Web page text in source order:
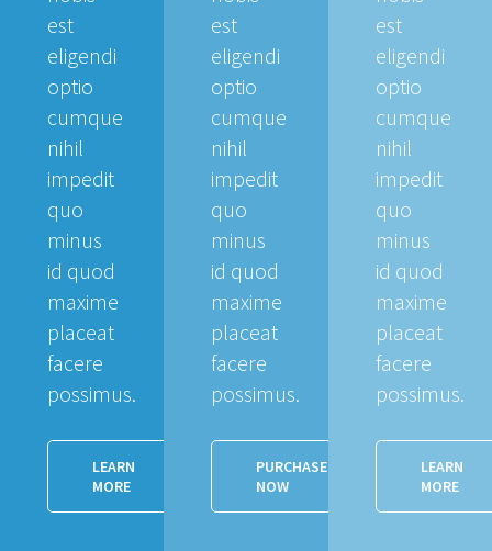
est
eligendi
optio
cumque
nihil
impedit
quo
minus
id quod
maxime
placeat
facere
possimus.
LEARN
MORE
est
eligendi
optio
cumque
nihil
impedit
quo
minus
id quod
maxime
placeat
facere
possimus.
PURCHASE
NOW
est
eligendi
optio
cumque
nihil
impedit
quo
minus
id quod
maxime
placeat
facere
possimus.
LEARN
MORE